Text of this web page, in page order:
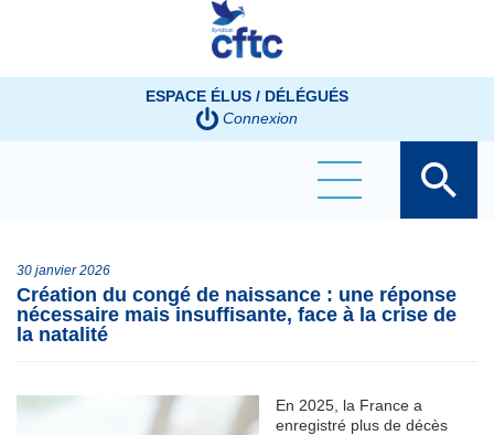
ESPACE ÉLUS / DÉLÉGUÉS
Connexion
30 janvier 2026
Création du congé de naissance : une réponse
nécessaire mais insuffisante, face à la crise de
la natalité
En 2025, la France a
enregistré plus de décès
Panneau de gestion des cookies